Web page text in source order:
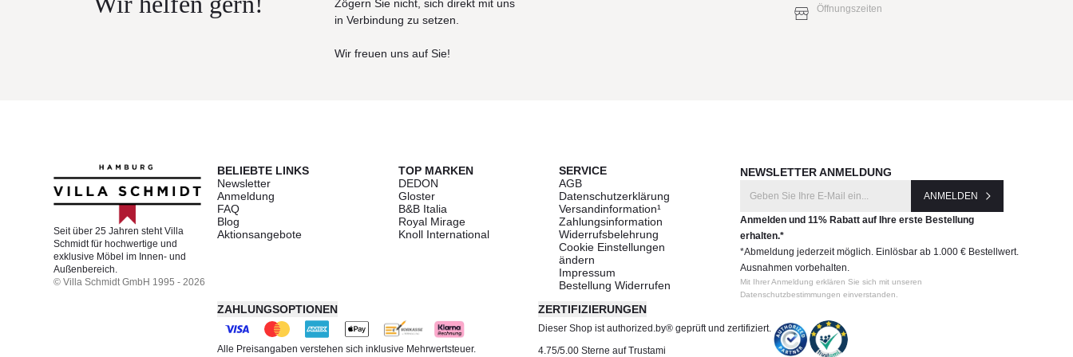
Zögern Sie nicht, sich direkt mit uns
in Verbindung zu setzen.
Wir freuen uns auf Sie!
Öffnungszeiten
Seit über 25 Jahren steht Villa
Schmidt für hochwertige und
exklusive Möbel im Innen- und
Außenbereich.
© Villa Schmidt GmbH 1995 - 2026
BELIEBTE LINKS
Newsletter
Anmeldung
FAQ
Blog
Aktionsangebote
TOP MARKEN
DEDON
Gloster
B&B Italia
Royal Mirage
Knoll International
SERVICE
AGB
Datenschutzerklärung
Versandinformation¹
Zahlungsinformation
Widerrufsbelehrung
Cookie Einstellungen
ändern
Impressum
Bestellung Widerrufen
NEWSLETTER ANMELDUNG
ANMELDEN
Anmelden und 11% Rabatt auf Ihre erste Bestellung
erhalten.*
*Abmeldung jederzeit möglich. Einlösbar ab 1.000 € Bestellwert.
Ausnahmen vorbehalten.
Mit Ihrer Anmeldung erklären Sie sich mit unseren
Datenschutzbestimmungen einverstanden.
ZAHLUNGSOPTIONEN
Alle Preisangaben verstehen sich inklusive Mehrwertsteuer.
ZERTIFIZIERUNGEN
Dieser Shop ist authorized.by® geprüft und zertifiziert.
4.75/5.00 Sterne auf Trustami